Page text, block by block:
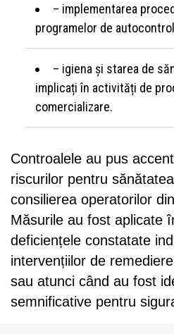
– implementarea
programelor de
– igiena și starea de
implicați în activități de
comercializare.
Controalele au pus
riscurilor pentru
consilierea operatorilor
Măsurile au fost aplicate
deficiențele constatate
intervențiilor de
sau atunci când au fost
semnificative pentru